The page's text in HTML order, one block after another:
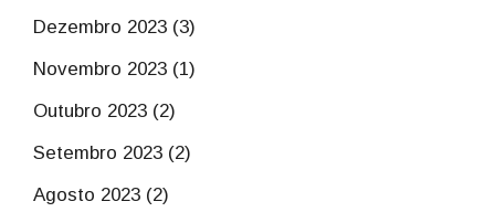
Dezembro 2023 (3)
Novembro 2023 (1)
Outubro 2023 (2)
Setembro 2023 (2)
Agosto 2023 (2)